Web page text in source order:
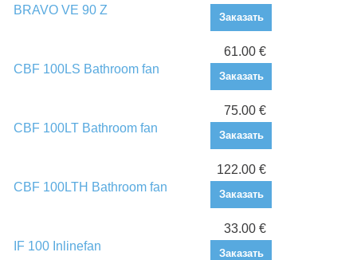
BRAVO VE 90 Z
Заказать
CBF 100LS Bathroom fan
61.00 €
Заказать
CBF 100LT Bathroom fan
75.00 €
Заказать
CBF 100LTH Bathroom fan
122.00 €
Заказать
IF 100 Inlinefan
33.00 €
Заказать